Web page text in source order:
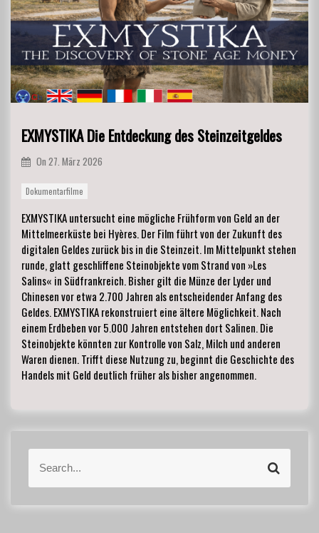
EXMYSTIKA Die Entdeckung des Steinzeitgeldes
On 27. März 2026
Dokumentarfilme
EXMYSTIKA untersucht eine mögliche Frühform von Geld an der
Mittelmeerküste bei Hyères. Der Film führt von der Zukunft des
digitalen Geldes zurück bis in die Steinzeit. Im Mittelpunkt stehen
runde, glatt geschliffene Steinobjekte vom Strand von »Les
Salins« in Südfrankreich. Bisher gilt die Münze der Lyder und
Chinesen vor etwa 2.700 Jahren als entscheidender Anfang des
Geldes. EXMYSTIKA rekonstruiert eine ältere Möglichkeit. Nach
einem Erdbeben vor 5.000 Jahren entstehen dort Salinen. Die
Steinobjekte könnten zur Kontrolle von Salz, Milch und anderen
Waren dienen. Trifft diese Nutzung zu, beginnt die Geschichte des
Handels mit Geld deutlich früher als bisher angenommen.
a
r
S
r